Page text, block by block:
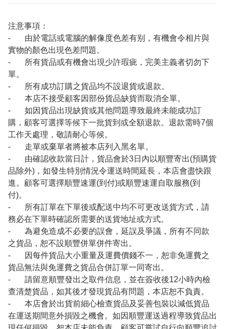
注意事項：
- 由於電話或電腦的解像度色差有别，有機會令相片與
實物的顏色出現色差問題。
- 所有貨品或有機會出現少許瑕疵，完美主義者切勿下
單。
- 所有成功訂購之貨品均不設退貨或退款。
- 本店不接受顧客因部份貨品缺貨而取消全單。
- 如因貨品出現缺貨或其他問題導致最終未能成功訂
購，顧客可選擇等候下一批貨到或全額退款。退款需時7個
工作天處理，敬請耐心等候。
- 走單或棄單者將被本店列入黑名單。
- 由確認收款當日計，貨品會於3日內以順豐寄出(預購貨
品除外)，如發生特別情況令運送時間延長，本店會盡快跟
進。顧客可選擇順豐速運(到付)或順豐速運自取服務(到
付)。
- 所有訂單在下單後或配送中均不可更改送貨方式，請
務必在下單時確認所需要的送貨地址或方式。
- 為避免造成不必要的誤會，延誤及爭議，所有不同款
之貨品，恕不設順豐併單併件寄出。
- 因每件貨品大小重量及運費價錢不一，恕非免運費之
貨品無法與免運費之貨品合併訂單一同寄出。
- 請留意順豐發出之取件信息，並在簽收後12小時內檢
查清楚貨品，如其後才發現貨品有問題，本店恕不負責。
- 本店會於出貨前細心檢查貨品及妥善包裝以減低貨品
在運送期間意外損毀之機會。如因順豐運送過程導致貨品出